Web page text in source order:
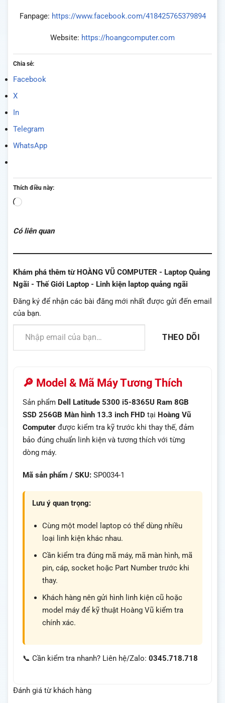
Fanpage: https://www.facebook.com/418425765379894
Website: https://hoangcomputer.com
Chia sẻ:
Facebook
X
In
Telegram
WhatsApp
Thích điều này:
Có liên quan
Khám phá thêm từ HOÀNG VŨ COMPUTER - Laptop Quảng
Ngãi - Thế Giới Laptop - Linh kiện laptop quảng ngãi
Đăng ký để nhận các bài đăng mới nhất được gửi đến email
của bạn.
Nhập email của bạn…
THEO DÕI
🔎 Model & Mã Máy Tương Thích
Sản phẩm Dell Latitude 5300 i5-8365U Ram 8GB
SSD 256GB Màn hình 13.3 inch FHD tại Hoàng Vũ
Computer được kiểm tra kỹ trước khi thay thế, đảm
bảo đúng chuẩn linh kiện và tương thích với từng
dòng máy.
Mã sản phẩm / SKU: SP0034-1
Lưu ý quan trọng:
Cùng một model laptop có thể dùng nhiều
loại linh kiện khác nhau.
Cần kiểm tra đúng mã máy, mã màn hình, mã
pin, cáp, socket hoặc Part Number trước khi
thay.
Khách hàng nên gửi hình linh kiện cũ hoặc
model máy để kỹ thuật Hoàng Vũ kiểm tra
chính xác.
📞 Cần kiểm tra nhanh? Liên hệ/Zalo: 0345.718.718
Đánh giá từ khách hàng